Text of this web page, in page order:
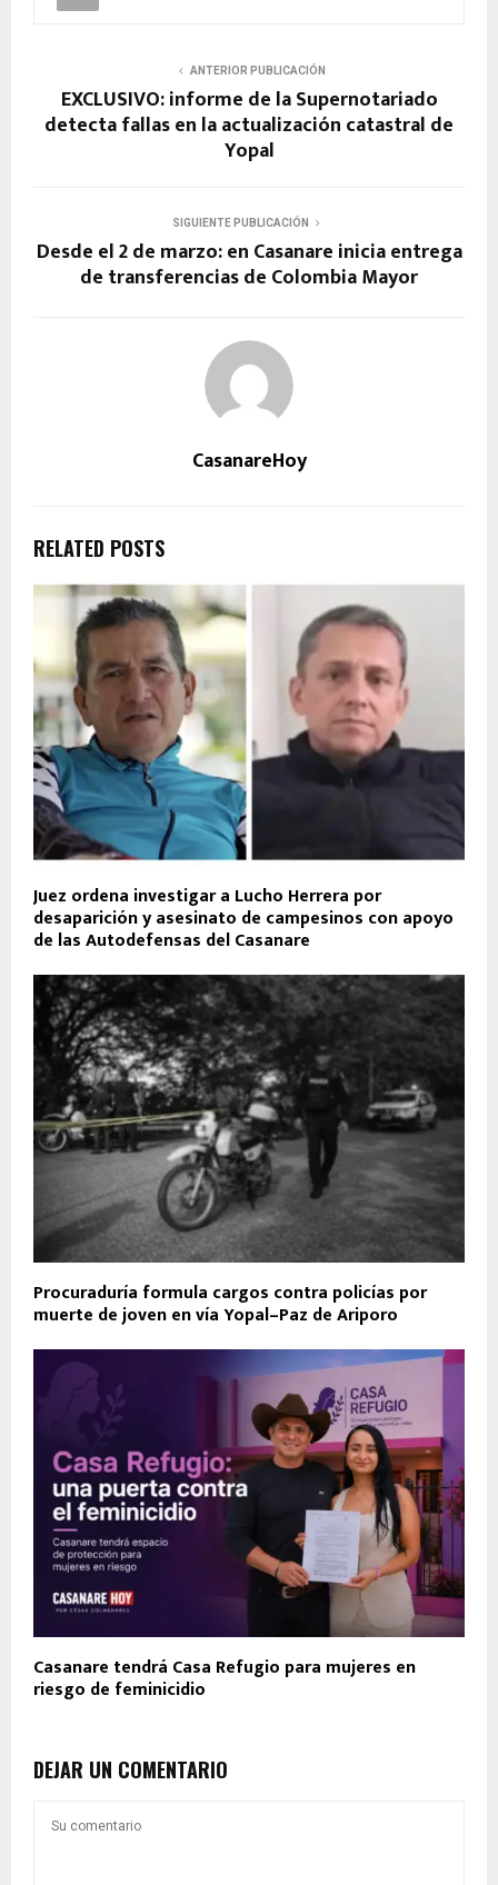
ANTERIOR PUBLICACIÓN
EXCLUSIVO: informe de la Supernotariado
detecta fallas en la actualización catastral de
Yopal
SIGUIENTE PUBLICACIÓN
Desde el 2 de marzo: en Casanare inicia entrega
de transferencias de Colombia Mayor
CasanareHoy
RELATED POSTS
Juez ordena investigar a Lucho Herrera por
desaparición y asesinato de campesinos con apoyo
de las Autodefensas del Casanare
Procuraduría formula cargos contra policías por
muerte de joven en vía Yopal–Paz de Ariporo
Casanare tendrá Casa Refugio para mujeres en
riesgo de feminicidio
DEJAR UN COMENTARIO